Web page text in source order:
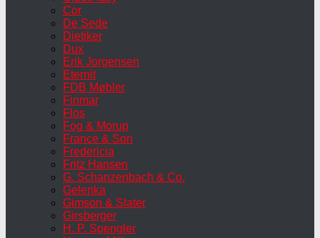
Cor
De Sede
Dietiker
Dux
Erik Jorgensen
Eternit
FDB Møbler
Finmar
Flos
Fog & Morup
France & Son
Fredericia
Fritz Hansen
G. Schanzenbach & Co.
Gelenka
Gimson & Slater
Girsberger
H. P. Spengler